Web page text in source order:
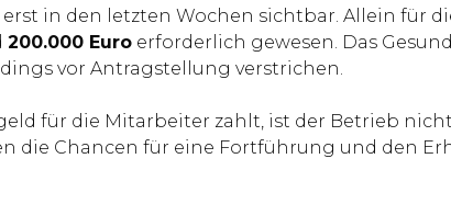
in den letzten Wochen sichtbar. Allein für
200.000 Euro erforderlich gewesen. Das
vor Antragstellung verstrichen.
für die Mitarbeiter zahlt, ist der Betrieb
die Chancen für eine Fortführung und den